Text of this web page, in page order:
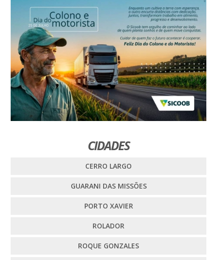
CIDADES
CERRO LARGO
GUARANI DAS MISSÕES
PORTO XAVIER
ROLADOR
ROQUE GONZALES